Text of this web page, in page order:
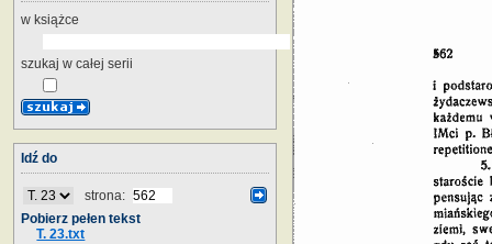
w książce
szukaj w całej serii
Idź do
strona:
Pobierz pełen tekst
T. 23.txt